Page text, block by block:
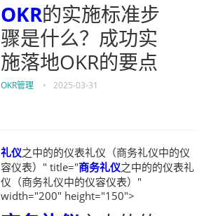
OKR的实施标准步
骤是什么？成功实
施落地OKR的要点
OKR管理 • 2025-03-31
礼仪之中的的仪表礼仪（商务礼仪中的仪
容仪表）" title="商务礼仪之中的的仪表礼
仪（商务礼仪中的仪容仪表）"
width="200" height="150">